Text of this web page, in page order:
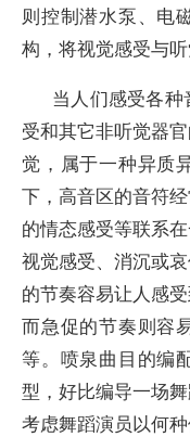
则控制潜水泵、电
构，将视觉感受与听
当人们感受各
受和其它非听觉器
觉，属于一种异质
下，高音区的音符
的情态感受等联系
视觉感受、消沉或
的节奏容易让人感
而急促的节奏则容
等。喷泉曲目的编
型，好比编导一场
考虑舞蹈演员以何